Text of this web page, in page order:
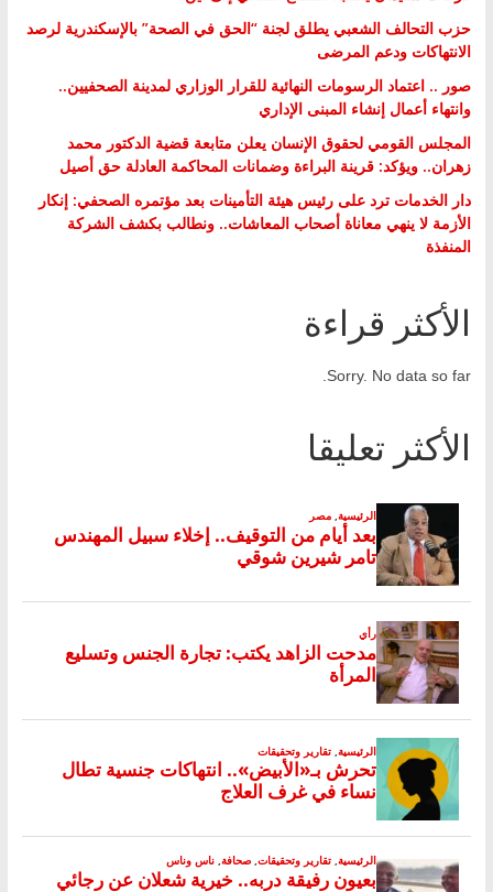
حزب التحالف الشعبي يطلق لجنة “الحق في الصحة” بالإسكندرية لرصد
الانتهاكات ودعم المرضى
صور .. اعتماد الرسومات النهائية للقرار الوزاري لمدينة الصحفيين..
وانتهاء أعمال إنشاء المبنى الإداري
المجلس القومي لحقوق الإنسان يعلن متابعة قضية الدكتور محمد
زهران.. ويؤكد: قرينة البراءة وضمانات المحاكمة العادلة حق أصيل
دار الخدمات ترد على رئيس هيئة التأمينات بعد مؤتمره الصحفي: إنكار
الأزمة لا ينهي معاناة أصحاب المعاشات.. ونطالب بكشف الشركة
المنفذة
الأكثر قراءة
Sorry. No data so far.
الأكثر تعليقا